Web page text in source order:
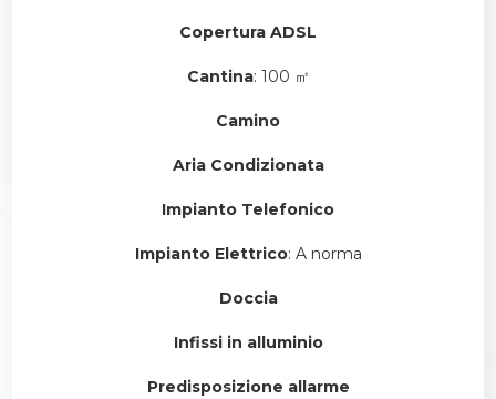
Copertura ADSL
Cantina: 100 ㎡
Camino
Aria Condizionata
Impianto Telefonico
Impianto Elettrico: A norma
Doccia
Infissi in alluminio
Predisposizione allarme